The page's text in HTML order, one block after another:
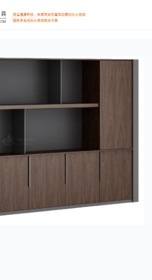
/ 板式类